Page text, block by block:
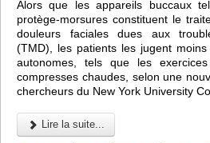
Alors que les appareils buccaux
protège-morsures constituent le
douleurs faciales dues aux
(TMD), les patients les jugent
autonomes, tels que les
compresses chaudes, selon une
chercheurs du New York University
Lire la suite...